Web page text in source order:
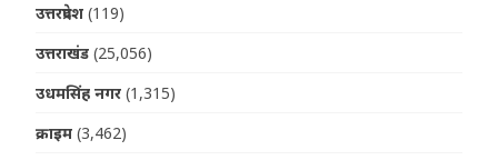
उत्तरप्रदेश (119)
उत्तराखंड (25,056)
उधमसिंह नगर (1,315)
क्राइम (3,462)